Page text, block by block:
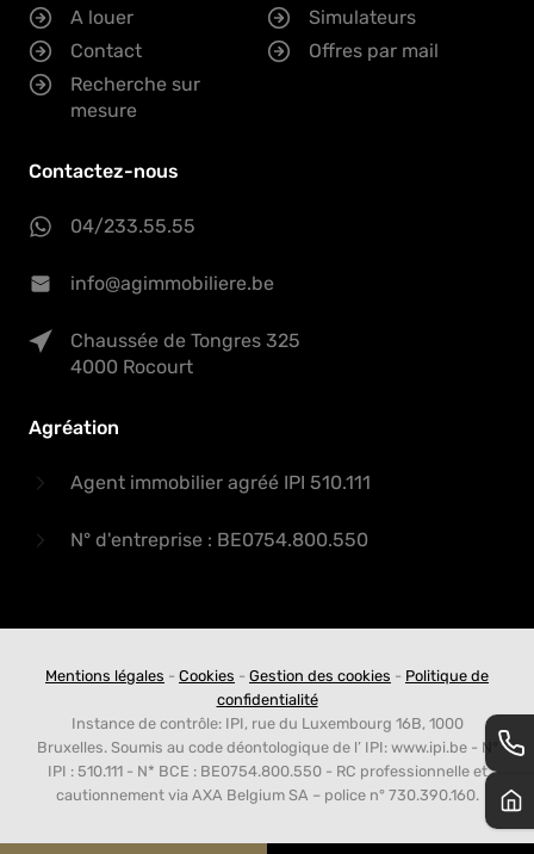
A louer
Simulateurs
Contact
Offres par mail
Recherche sur
mesure
Contactez-nous
04/233.55.55
info@agimmobiliere.be
Chaussée de Tongres 325
4000 Rocourt
Agréation
Agent immobilier agréé IPI 510.111
N° d'entreprise : BE0754.800.550
Mentions légales - Cookies - Gestion des cookies - Politique de
confidentialité
Instance de contrôle: IPI, rue du Luxembourg 16B, 1000
Bruxelles. Soumis au code déontologique de l’ IPI: www.ipi.be - N°
IPI : 510.111 - N* BCE : BE0754.800.550 - RC professionnelle et
cautionnement via AXA Belgium SA – police n° 730.390.160.